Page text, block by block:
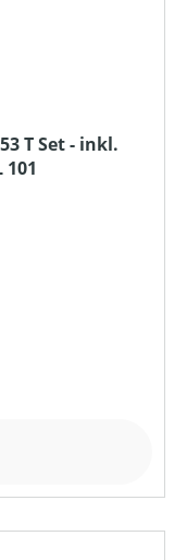
T Set - inkl.